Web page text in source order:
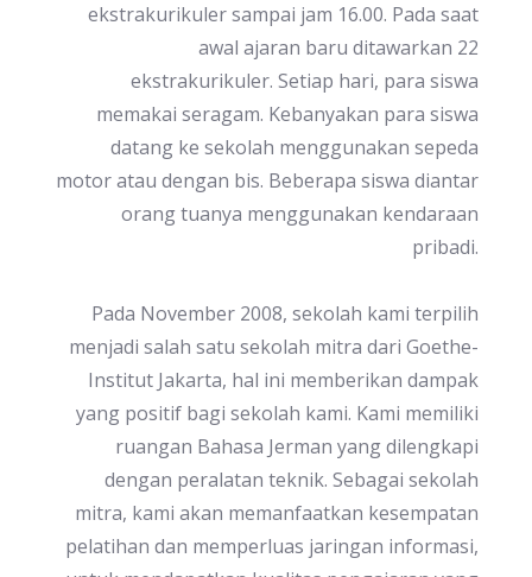
ekstrakurikuler sampai jam 16.00. Pada saat
awal ajaran baru ditawarkan 22
ekstrakurikuler. Setiap hari, para siswa
memakai seragam. Kebanyakan para siswa
datang ke sekolah menggunakan sepeda
motor atau dengan bis. Beberapa siswa diantar
orang tuanya menggunakan kendaraan
pribadi.
Pada November 2008, sekolah kami terpilih
menjadi salah satu sekolah mitra dari Goethe-
Institut Jakarta, hal ini memberikan dampak
yang positif bagi sekolah kami. Kami memiliki
ruangan Bahasa Jerman yang dilengkapi
dengan peralatan teknik. Sebagai sekolah
mitra, kami akan memanfaatkan kesempatan
pelatihan dan memperluas jaringan informasi,